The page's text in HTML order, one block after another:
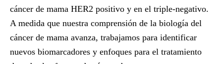
cáncer de mama HER2 positivo y en el triple-negativo.
A medida que nuestra comprensión de la biología del
cáncer de mama avanza, trabajamos para identificar
nuevos biomarcadores y enfoques para el tratamiento